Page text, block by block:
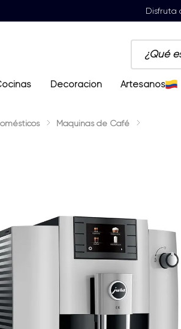
Disfruta
¿Qué
más buscados
sanitario
Decoración Artesanos
Maquinas de Café